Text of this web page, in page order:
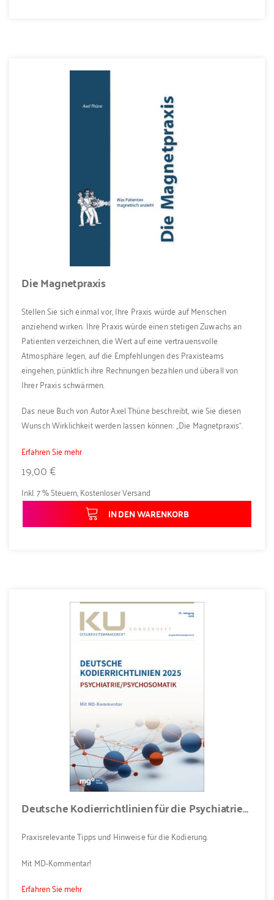
Die Magnetpraxis
Stellen Sie sich einmal vor, Ihre Praxis würde auf Menschen
anziehend wirken. Ihre Praxis würde einen stetigen Zuwachs an
Patienten verzeichnen, die Wert auf eine vertrauensvolle
Atmosphäre legen, auf die Empfehlungen des Praxisteams
eingehen, pünktlich ihre Rechnungen bezahlen und überall von
Ihrer Praxis schwärmen.
Das neue Buch von Autor Axel Thüne beschreibt, wie Sie diesen
Wunsch Wirklichkeit werden lassen können: „Die Magnetpraxis“.
Erfahren Sie mehr
19,00 €
Inkl. 7 % Steuern,Kostenloser Versand
IN DEN WARENKORB
Deutsche Kodierrichtlinien für die Psychiatrie/Psychosomatik 2025
Praxisrelevante Tipps und Hinweise für die Kodierung.
Mit MD-Kommentar!
Erfahren Sie mehr